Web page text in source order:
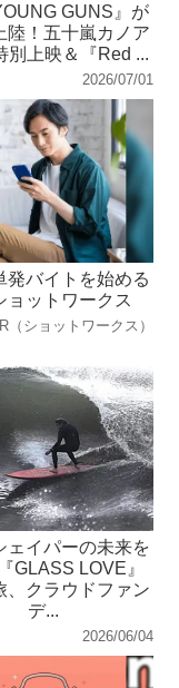
GUNS』が
陸！五十嵐カノア
別上映＆『Red ...
2026/07/01
発バイトを始める
ョットワークス
（ショットワークス）
ェイパーの未来を
GLASS LOVE』
、クラウドファン
デ...
2026/06/04